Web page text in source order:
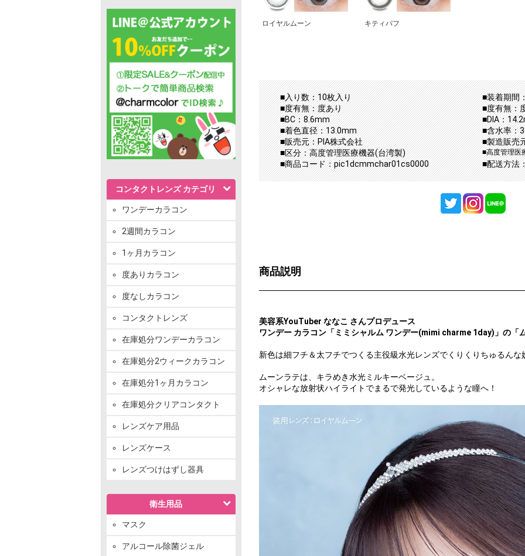
コンタクトレンズ カテゴリ
ワンデーカラコン
2週間カラコン
1ヶ月カラコン
度ありカラコン
度なしカラコン
コンタクトレンズ
在庫処分ワンデーカラコン
在庫処分2ウィークカラコン
在庫処分1ヶ月カラコン
在庫処分クリアコンタクト
レンズケア用品
レンズケース
レンズつけはずし器具
衛生用品
マスク
アルコール除菌ジェル
ロイヤルムーン キティパフ
■入り数：10枚入り
■装着期間
■度有無：度あり
■度有無：
■BC：8.6mm
■DIA：
■着色直径：13.0mm
■含水率：
■販売元：PIA株式会社
■製造販売
■区分：高度管理医療機器(台湾製)
■高度管理医
■商品コード：pic1dcmmchar01cs0000 ■配送方法
商品説明
美容系YouTuber ななこ さんプロデュース
ワンデー カラコン「ミミシャルム ワンデー(mimi charme 1day)」の「
新色は細フチ＆太フチでつくる主役級水光レンズでくりくりちゅるん
ムーンラテは、キラめき水光ミルキーベージュ。
オシャレな放射状ハイライトでまるで発光しているような瞳へ！